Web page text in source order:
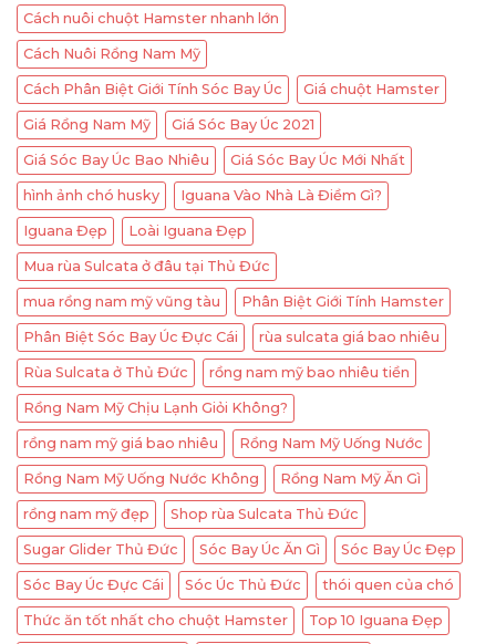
Cách nuôi chuột Hamster nhanh lớn
Cách Nuôi Rồng Nam Mỹ
Cách Phân Biệt Giới Tính Sóc Bay Úc Giá chuột Hamster
Giá Rồng Nam Mỹ Giá Sóc Bay Úc 2021
Giá Sóc Bay Úc Bao Nhiêu Giá Sóc Bay Úc Mới Nhất
hình ảnh chó husky Iguana Vào Nhà Là Điềm Gì?
Iguana Đẹp Loài Iguana Đẹp
Mua rùa Sulcata ở đâu tại Thủ Đức
mua rồng nam mỹ vũng tàu Phân Biệt Giới Tính Hamster
Phân Biệt Sóc Bay Úc Đực Cái rùa sulcata giá bao nhiêu
Rùa Sulcata ở Thủ Đức rồng nam mỹ bao nhiêu tiền
Rồng Nam Mỹ Chịu Lạnh Giỏi Không?
rồng nam mỹ giá bao nhiêu Rồng Nam Mỹ Uống Nước
Rồng Nam Mỹ Uống Nước Không Rồng Nam Mỹ Ăn Gì
rồng nam mỹ đẹp Shop rùa Sulcata Thủ Đức
Sugar Glider Thủ Đức Sóc Bay Úc Ăn Gì Sóc Bay Úc Đẹp
Sóc Bay Úc Đực Cái Sóc Úc Thủ Đức thói quen của chó
Thức ăn tốt nhất cho chuột Hamster Top 10 Iguana Đẹp